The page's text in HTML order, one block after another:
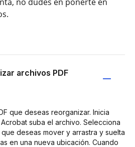
archivos PDF
que deseas reorganizar. Inicia
suba el archivo. Selecciona
deseas mover y arrastra y suelta
en una nueva ubicación. Cuando